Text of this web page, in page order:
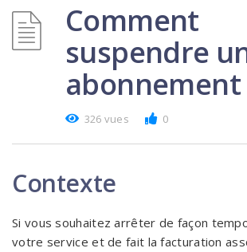
Comment
suspendre
abonnement
326 vues 0
Contexte
Si vous souhaitez arrêter de façon
votre service et de fait la facturation